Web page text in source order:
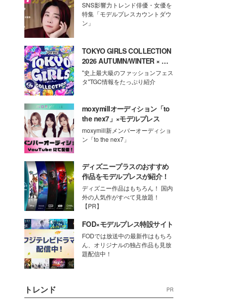
SNS影響力トレンド俳優・女優を
特集「モデルプレスカウントダウ
ン」
TOKYO GIRLS COLLECTION
2026 AUTUMN/WINTER × モ
デルプレス
"史上最大級のファッションフェス
タ"TGC情報をたっぷり紹介
moxymillオーディション「to
the nex7」×モデルプレス
moxymill新メンバーオーディショ
ン「to the nex7」
ディズニープラスのおすすめ
作品をモデルプレスが紹介！
ディズニー作品はもちろん！ 国内
外の人気作がすべて見放題！
【PR】
FOD×モデルプレス特設サイト
FODでは放送中の最新作はもちろ
ん、オリジナルの独占作品も見放
題配信中！
トレンド PR